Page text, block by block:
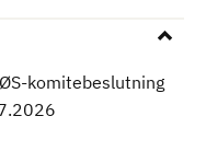
komitebeslutning